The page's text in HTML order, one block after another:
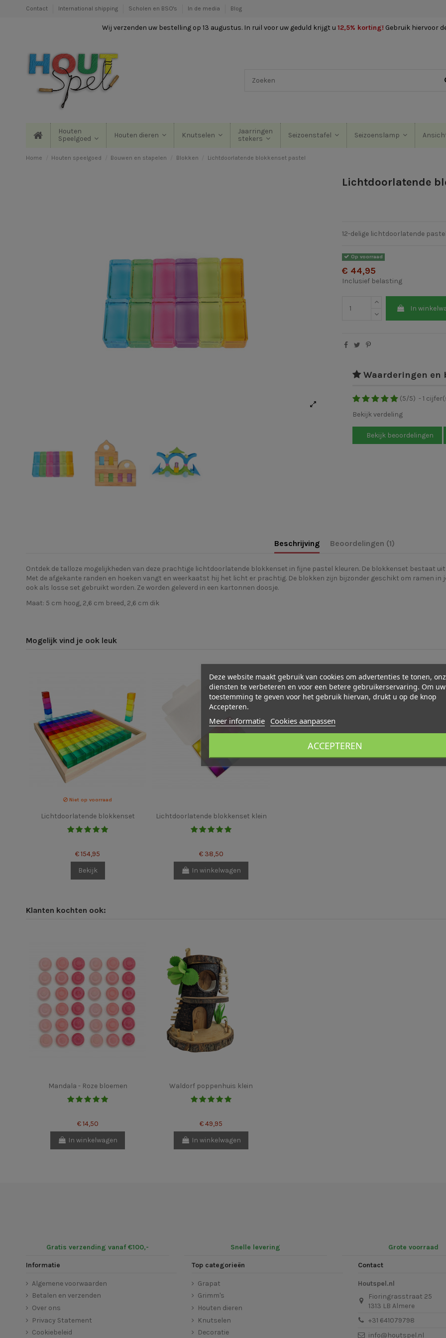
Contact International shipping Scholen en BSO's In de media Blog
Wij verzenden uw bestelling op 13 augustus. In ruil voor uw geduld krijgt u 12,5% korting! Gebruik hiervoor
Houten
Speelgoed
Houten dieren Knutselen
Jaarringen
stekers
Seizoenstafel Seizoenslamp
Home Houten speelgoed Bouwen en stapelen Blokken Lichtdoorlatende blokkenset pastel
Lichtdoorlatende
12-delige lichtdoorlatende
Op voorraad
€ 44,95
Inclusief belasting
In
Waarderingen en
(5/5) - 1
Bekijk verdeling
Bekijk beoordelingen
Beschrijving Beoordelingen (1)
Ontdek de talloze mogelijkheden van deze prachtige lichtdoorlatende blokkenset in fijne pastel kleuren. De blokkenset bestaat
Met de afgekante randen en hoeken vangt en weerkaatst hij het licht er prachtig. De blokken zijn bijzonder geschikt om ramen
ook als losse set gebruikt worden. Ze worden geleverd in een kartonnen doosje.
Maat: 5 cm hoog, 2,6 cm breed, 2,6 cm dik
Mogelijk vind je ook leuk
Niet op voorraad
Lichtdoorlatende blokkenset
€ 154,95
Bekijk
Lichtdoorlatende blokkenset klein
€ 38,50
In winkelwagen
Klanten kochten ook:
Mandala - Roze bloemen
€ 14,50
In winkelwagen
Waldorf poppenhuis klein
€ 49,95
In winkelwagen
Gratis verzending vanaf €100,- Snelle levering Grote voorraad
Informatie
Algemene voorwaarden
Betalen en verzenden
Over ons
Privacy Statement
Cookiebeleid
Top categorieën
Grapat
Grimm's
Houten dieren
Knutselen
Decoratie
Contact
Houtspel.nl
Fioringrasstraat 25
1313 LB Almere
+31 641079798
info@houtspel.nl
Deze website maakt gebruik van cookies om advertenties te tonen,
diensten te verbeteren en voor een betere gebruikerservaring. Om uw
toestemming te geven voor het gebruik hiervan, drukt u op de knop
Accepteren.
Meer informatie Cookies aanpassen
ACCEPTEREN